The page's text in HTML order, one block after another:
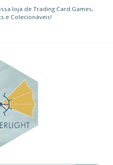
loja de Trading Card Games,
e Colecionáveis!